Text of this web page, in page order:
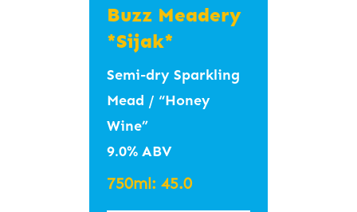
Ale #RichandFruity
#Blackcherry
#Fullbodied #영국식
올드에일 #풍부하고
유자 피치 그린티 #기
분전환 #스트레스완
레스테롤안정
6.5
Buzz Meadery
*Sijak*
Semi-dry Sparkling
Mead / “Honey
Wine”
9.0% ABV
750ml: 45.0